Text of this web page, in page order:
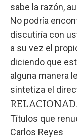
sabe la razón,
No podría
discutiría con
a su vez el
diciendo que
alguna manera
sintetiza el
Títulos que
Carlos Reyes